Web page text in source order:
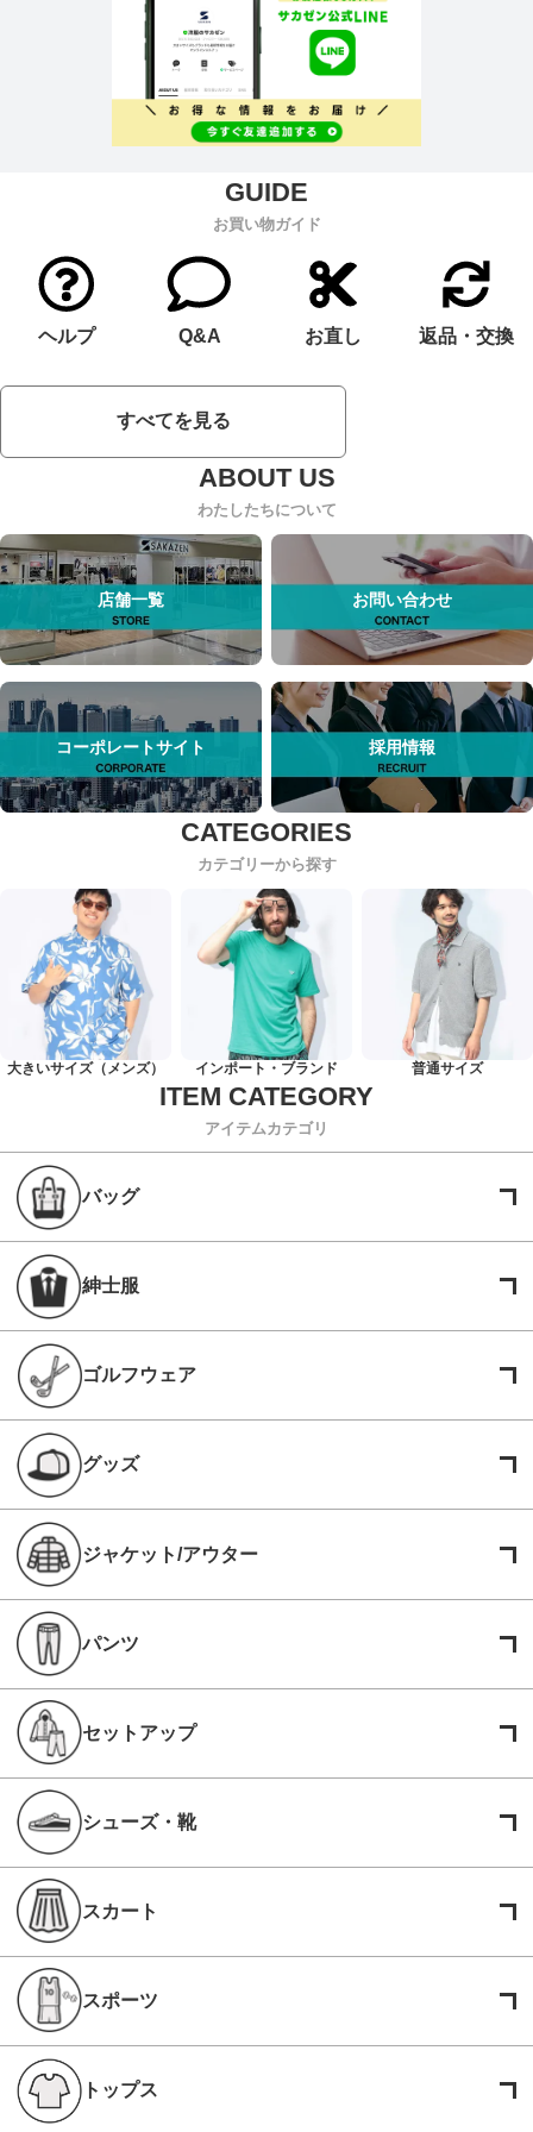
お買い物ガイド
ヘルプ Q&A お直し 返品・交換
すべてを見る
わたしたちについて
店舗一覧 お問い合わせ
コーポレートサイト 採用情報
カテゴリーから探す
大きいサイズ（メンズ） インポート・ブランド 普通サイズ
アイテムカテゴリ
バッグ
紳士服
ゴルフウェア
グッズ
ジャケット/アウター
パンツ
セットアップ
シューズ・靴
スカート
スポーツ
トップス